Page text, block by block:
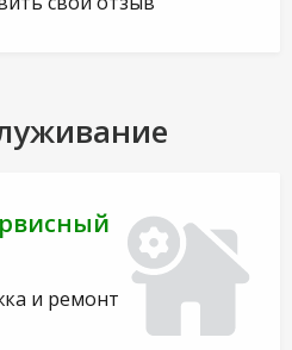
и ремонт